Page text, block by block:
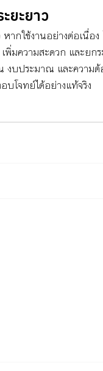
ยะยาว
ากใช้งานอย่างต่อเนื่อ
พิ่มความสะดวก และย
งบประมาณ และความ
โจทย์ได้อย่างแท้จริง